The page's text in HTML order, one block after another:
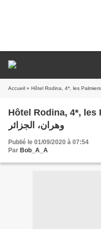
Accueil
Hôtel Rodina, 4*, les Palmiers, Oran نزل رودينا،
وهران، الجزائر
Publié le 01/09/2020 à 07:54
Par Bob_A_A